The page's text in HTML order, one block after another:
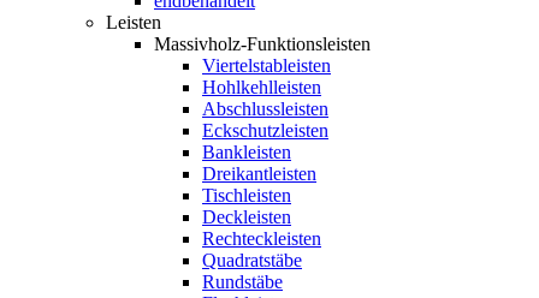
Leisten
Massivholz-Funktionsleisten
Viertelstableisten
Hohlkehlleisten
Abschlussleisten
Eckschutzleisten
Bankleisten
Dreikantleisten
Tischleisten
Deckleisten
Rechteckleisten
Quadratstäbe
Rundstäbe